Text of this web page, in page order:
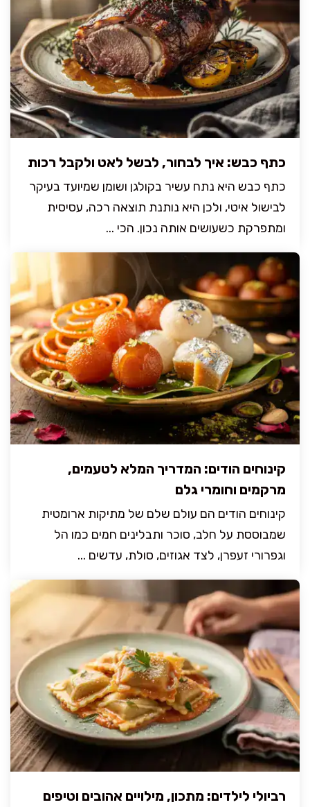
כתף כבש: איך לבחור, לבשל לאט ולקבל רכות
כתף כבש היא נתח עשיר בקולגן ושומן שמיועד בעיקר
לבישול איטי, ולכן היא נותנת תוצאה רכה, עסיסית
ומתפרקת כשעושים אותה נכון. הכי ...
קינוחים הודים: המדריך המלא לטעמים,
מרקמים וחומרי גלם
קינוחים הודים הם עולם שלם של מתיקות ארומטית
שמבוססת על חלב, סוכר ותבלינים חמים כמו הל
וגפרורי זעפרן, לצד אגוזים, סולת, עדשים ...
רביולי לילדים: מתכון, מילויים אהובים וטיפים